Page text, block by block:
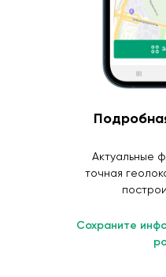
Актуальные
точная
Сохраните